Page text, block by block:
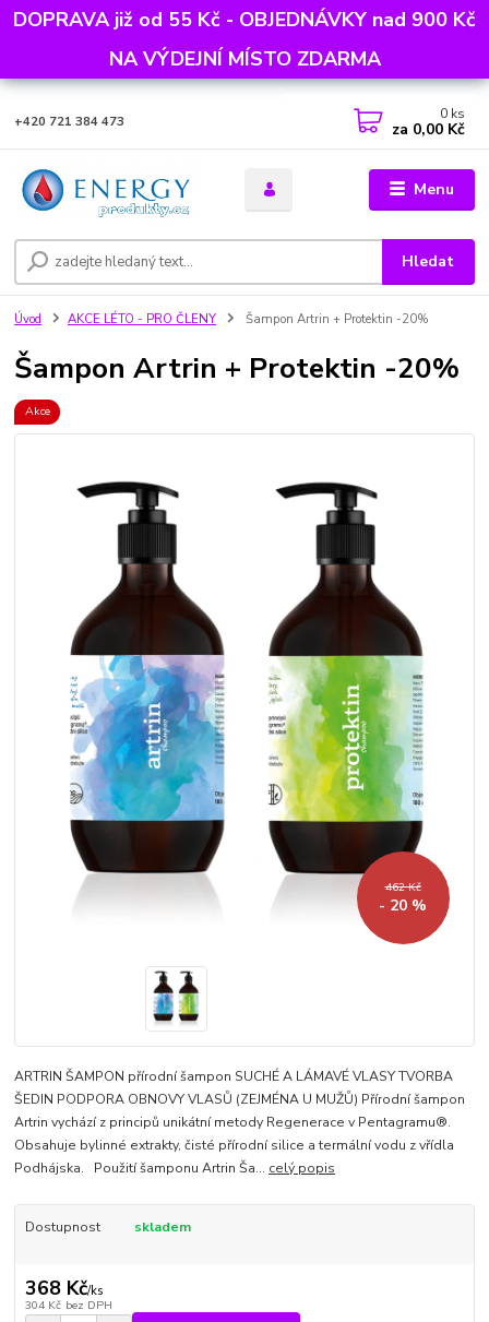
DOPRAVA již od 55 Kč - OBJEDNÁVKY nad 900 Kč
NA VÝDEJNÍ MÍSTO ZDARMA
Menu
Hledat
+420 721 384 473 0 ks
za 0,00 Kč
Úvod AKCE LÉTO - PRO ČLENY Šampon Artrin + Protektin -20%
Šampon Artrin + Protektin -20%
Akce
462 Kč
- 20 %
ARTRIN ŠAMPON přírodní šampon SUCHÉ A LÁMAVÉ VLASY TVORBA
ŠEDIN PODPORA OBNOVY VLASŮ (ZEJMÉNA U MUŽŮ) Přírodní šampon
Artrin vychází z principů unikátní metody Regenerace v Pentagramu®.
Obsahuje bylinné extrakty, čisté přírodní silice a termální vodu z vřídla
Podhájska. Použití šamponu Artrin Ša... celý popis
Dostupnost skladem
368 Kč/ks
304 Kč bez DPH